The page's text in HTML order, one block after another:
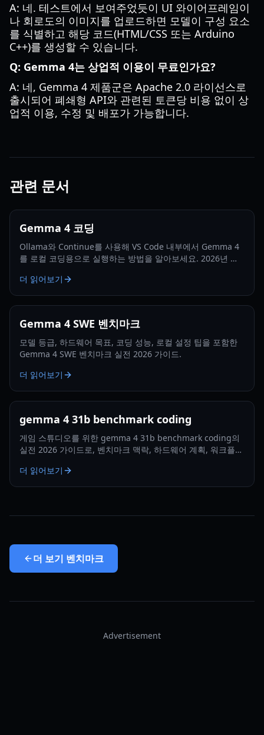
A: 네. 테스트에서 보여주었듯이 UI 와이어프레임이
나 회로도의 이미지를 업로드하면 모델이 구성 요소
를 식별하고 해당 코드(HTML/CSS 또는 Arduino
C++)를 생성할 수 있습니다.
Q: Gemma 4는 상업적 이용이 무료인가요?
A: 네, Gemma 4 제품군은 Apache 2.0 라이선스로
출시되어 폐쇄형 API와 관련된 토큰당 비용 없이 상
업적 이용, 수정 및 배포가 가능합니다.
관련 문서
Gemma 4 코딩
Ollama와 Continue를 사용해 VS Code 내부에서 Gemma 4
를 로컬 코딩용으로 실행하는 방법을 알아보세요. 2026년 기
니다.
더 읽어보기
Gemma 4 SWE 벤치마크
모델 등급, 하드웨어 목표, 코딩 성능, 로컬 설정 팁을 포함한
Gemma 4 SWE 벤치마크 실전 2026 가이드.
더 읽어보기
gemma 4 31b benchmark coding
게임 스튜디오를 위한 gemma 4 31b benchmark coding의
실전 2026 가이드로, 벤치마크 맥락, 하드웨어 계획, 워크플로
더 읽어보기
더 보기 벤치마크
Advertisement